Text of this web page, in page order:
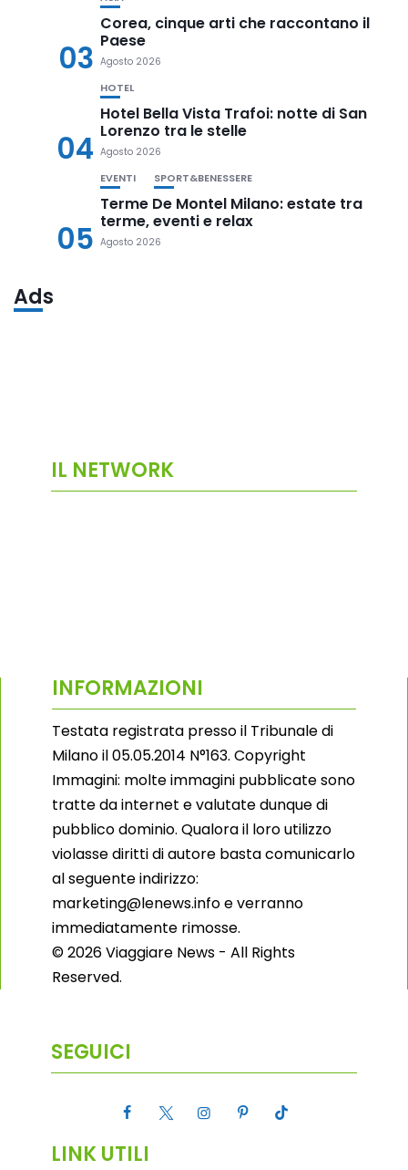
03
Corea, cinque arti che raccontano il
Paese
Agosto 2026
04
HOTEL
Hotel Bella Vista Trafoi: notte di San
Lorenzo tra le stelle
Agosto 2026
05
EVENTI SPORT&BENESSERE
Terme De Montel Milano: estate tra
terme, eventi e relax
Agosto 2026
Ads
IL NETWORK
INFORMAZIONI
Testata registrata presso il Tribunale di
Milano il 05.05.2014 N°163. Copyright
Immagini: molte immagini pubblicate sono
tratte da internet e valutate dunque di
pubblico dominio. Qualora il loro utilizzo
violasse diritti di autore basta comunicarlo
al seguente indirizzo:
marketing@lenews.info e verranno
immediatamente rimosse.
© 2026 Viaggiare News - All Rights
Reserved.
SEGUICI
LINK UTILI